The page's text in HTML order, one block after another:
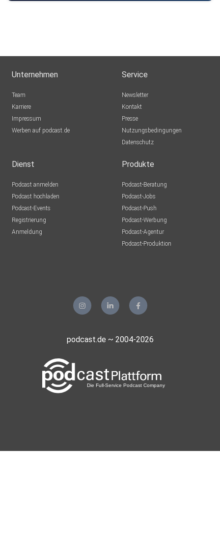
Unternehmen
Team
Karriere
Impressum
Werben auf podcast.de
Service
Newsletter
Kontakt
Presse
Nutzungsbedingungen
Datenschutz
Dienst
Podcast anmelden
Podcast hochladen
Podcast-Events
Registrierung
Anmeldung
Produkte
Podcast-Beratung
Podcast-Jobs
Podcast-Push
Podcast-Werbung
Podcast-Agentur
Podcast-Produktion
podcast.de ~ 2004-2026